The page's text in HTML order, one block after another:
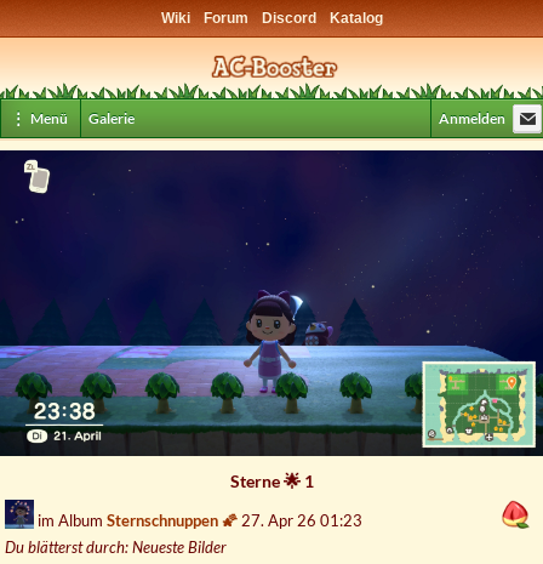
Wiki Forum Discord Katalog
⋮ Menü Galerie Anmelden
Sterne🌟1
im Album Sternschnuppen🌠 27. Apr 26 01:23
Du blätterst durch: Neueste Bilder